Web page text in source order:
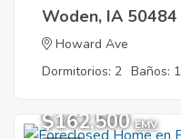
Woden, IA 50484
Howard Ave
Dormitorios: 2 Baños: 1
$162,500 EMV